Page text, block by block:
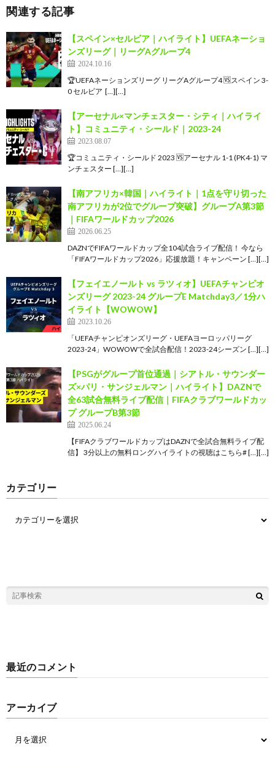
関連する記事
【スペイン×セルビア｜ハイライト】UEFAネーショ
ンズリーグ｜リーグAグループ4
2024.10.16
🏆UEFAネーションズリーグ リーグAグループ4 🆚スペイン 3-
0 セルビア  […][…]
【アーセナル×マンチェスター・シティ｜ハイライ
ト】コミュニティ・シールド｜2023-24
2023.08.07
🏆コミュニティ・シールド 2023 🆚アーセナル 1-1 (PK4-1) マ
ンチェスター […][…]
【南アフリカ×韓国｜ハイライト｜1点を守り切った
南アフリカが2位でグループ突破】グループA第3節
｜FIFAワールドカップ2026
2026.06.25
DAZNでFIFAワールドカップ全104試合ライブ配信！ 今なら
「FIFAワールドカップ2026」応援放題！キャンペーン […][…]
【フェイエノールト vs ラツィオ】UEFAチャンピオ
ンズリーグ 2023-24 グループE Matchday3／1分ハ
イライト【WOWOW】
2023.10.26
「UEFAチャンピオンズリーグ・UEFAヨーロッパリーグ
2023-24」WOWOWで全試合配信！2023-24シーズン […][…]
【PSGがグループ首位通過｜シアトル・サウンダー
ズ×パリ・サンジェルマン｜ハイライト】DAZNで
全63試合無料ライブ配信｜FIFAクラブワールドカッ
プ グループB第3節
2025.06.24
【FIFAクラブワールドカップはDAZNで全試合無料ライブ配
信】 3分以上の無料ロングハイライトの視聴はこちら# […][…]
カテゴリー
最近のコメント
アーカイブ